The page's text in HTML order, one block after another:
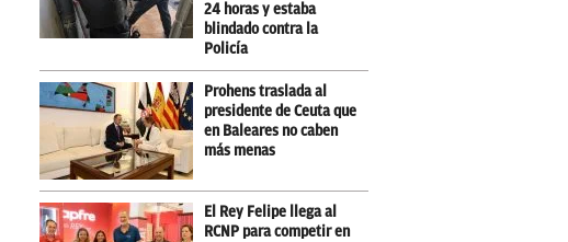
24 horas y estaba
blindado contra la
Policía
Prohens traslada al
presidente de Ceuta que
en Baleares no caben
más menas
El Rey Felipe llega al
RCNP para competir en